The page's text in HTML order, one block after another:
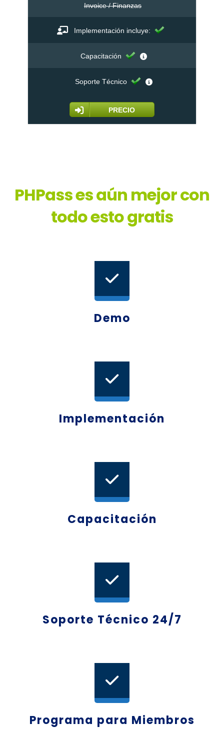
Invoice / Finanzas
Implementación incluye:
Capacitación
Soporte Técnico
PRECIO
PHPass es aún mejor con
todo esto gratis
Demo
Implementación
Capacitación
Soporte Técnico 24/7
Programa para Miembros